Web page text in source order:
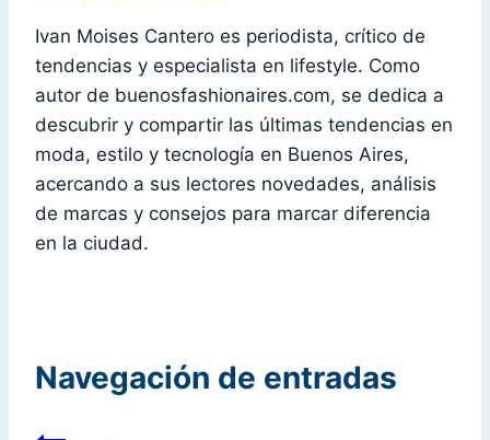
Ivan Moises Cantero es periodista, crítico de
tendencias y especialista en lifestyle. Como
autor de buenosfashionaires.com, se dedica a
descubrir y compartir las últimas tendencias en
moda, estilo y tecnología en Buenos Aires,
acercando a sus lectores novedades, análisis
de marcas y consejos para marcar diferencia
en la ciudad.
Navegación de entradas